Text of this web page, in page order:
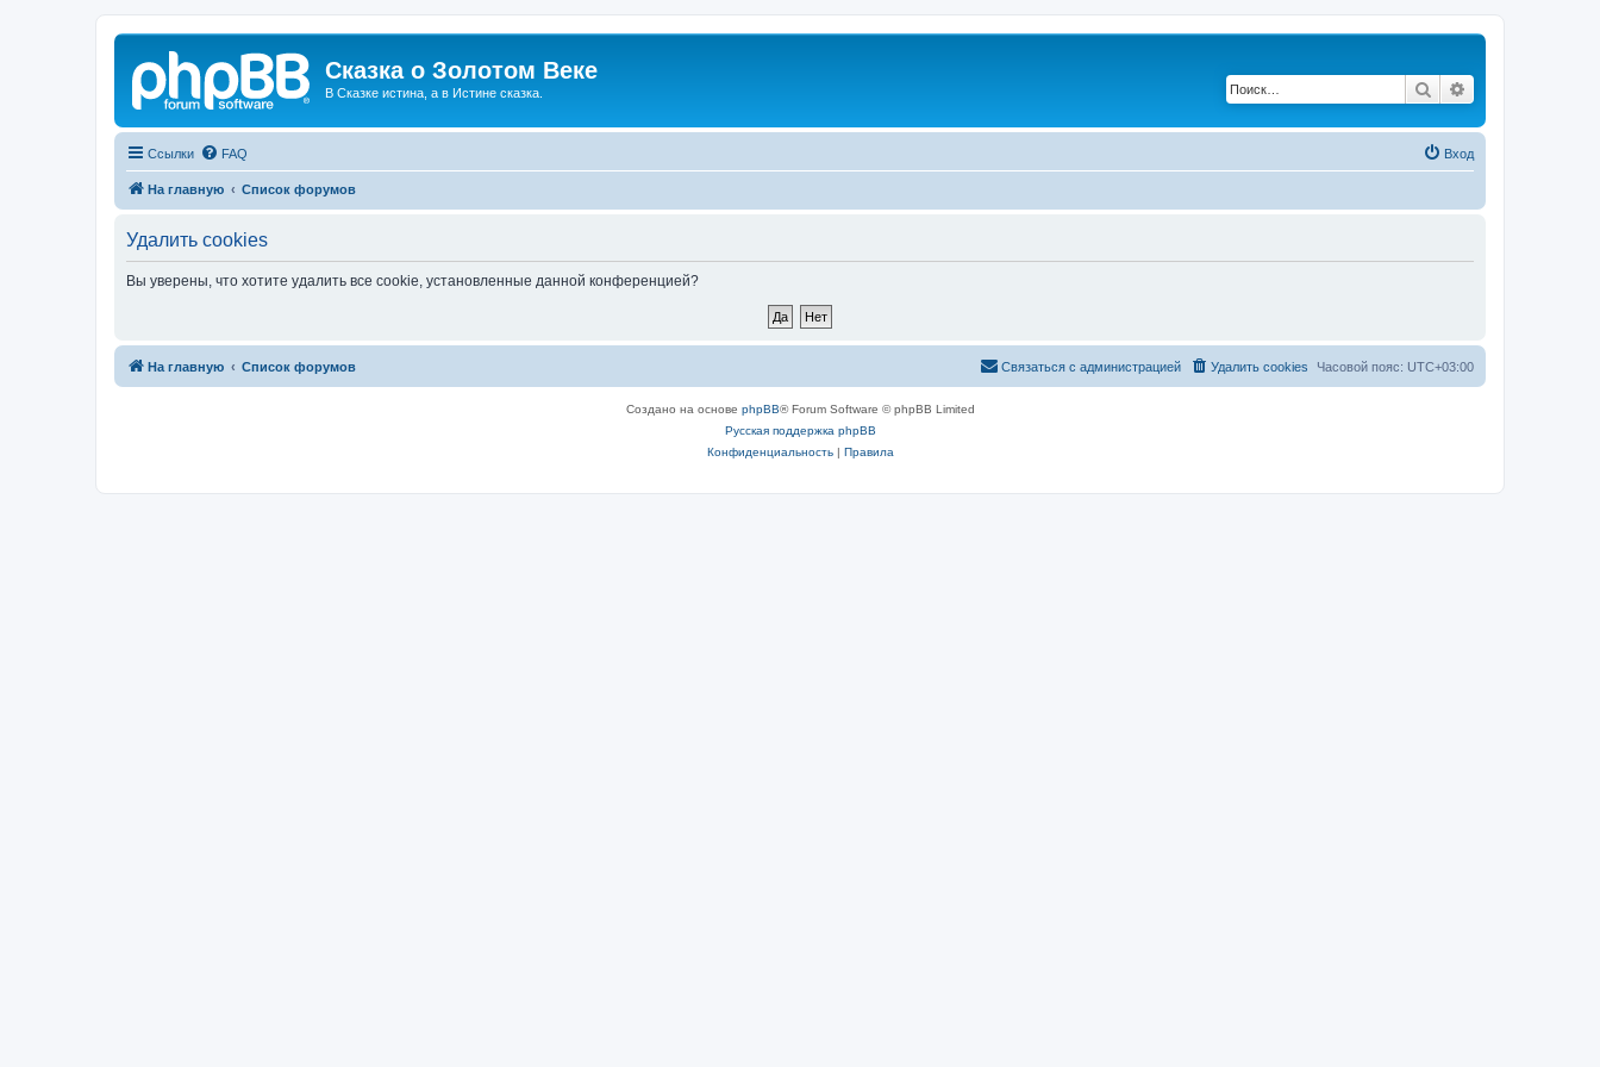
Сказка о Золотом Веке
В Сказке истина, а в Истине сказка. Поиск
Ссылки FAQ Вход
На главную Список форумов
Удалить cookies
Вы уверены, что хотите удалить все cookie, установленные данной конференцией?
На главную Список форумов Часовой пояс: UTC+03:00
Удалить cookies
Связаться с администрацией
Создано на основе phpBB® Forum Software © phpBB Limited
Русская поддержка phpBB
Конфиденциальность| Правила